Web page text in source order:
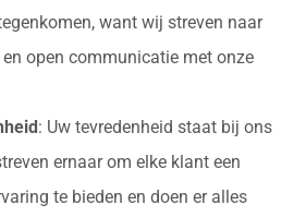
want wij streven naar
open communicatie met onze
: Uw tevredenheid staat bij ons
ernaar om elke klant een
te bieden en doen er alles